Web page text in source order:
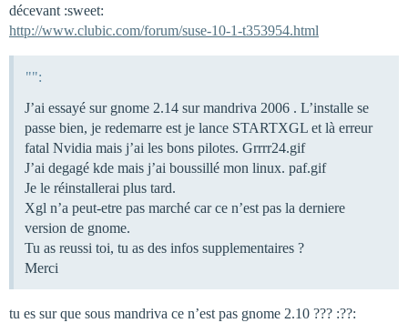
décevant :sweet:
http://www.clubic.com/forum/suse-10-1-t353954.html
"":
J’ai essayé sur gnome 2.14 sur mandriva 2006 . L’installe se
passe bien, je redemarre est je lance STARTXGL et là erreur
fatal Nvidia mais j’ai les bons pilotes. Grrrr24.gif
J’ai degagé kde mais j’ai boussillé mon linux. paf.gif
Je le réinstallerai plus tard.
Xgl n’a peut-etre pas marché car ce n’est pas la derniere
version de gnome.
Tu as reussi toi, tu as des infos supplementaires ?
Merci
tu es sur que sous mandriva ce n’est pas gnome 2.10 ??? :??: